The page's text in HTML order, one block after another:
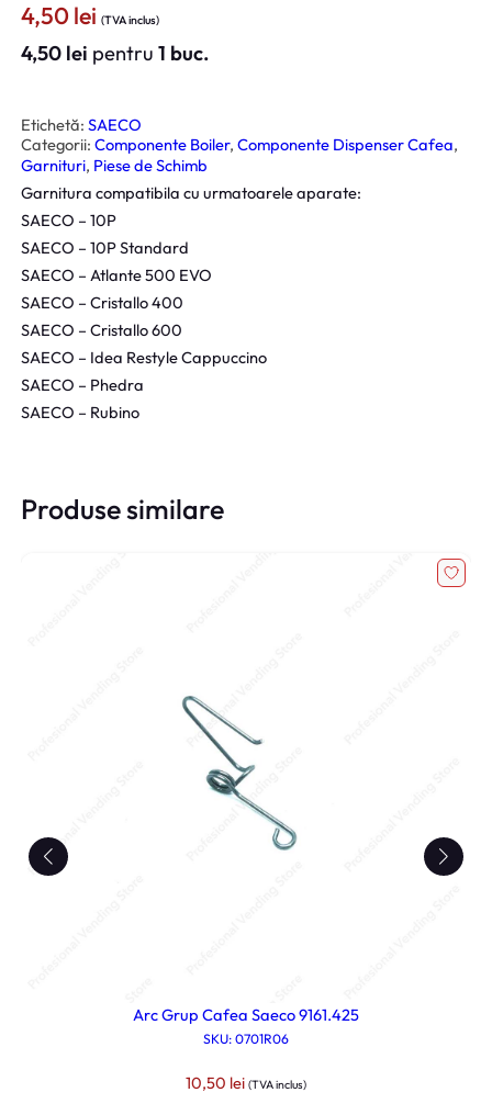
4,50lei (TVA inclus)
4,50 lei pentru1 buc.
Etichetă:SAECO
Categorii:Componente Boiler, Componente Dispenser Cafea
Garnituri, Piese de Schimb
Garnitura compatibila cu urmatoarele aparate:
SAECO – 10P
SAECO – 10P Standard
SAECO – Atlante 500 EVO
SAECO – Cristallo 400
SAECO – Cristallo 600
SAECO – Idea Restyle Cappuccino
SAECO – Phedra
SAECO – Rubino
Produse similare
Arc Grup Cafea Saeco 9161.425
SKU: 0701R06
10,50 lei (TVA inclus)